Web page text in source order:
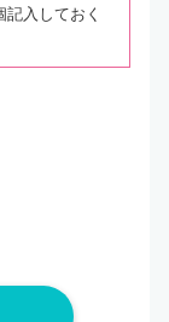
入しておく